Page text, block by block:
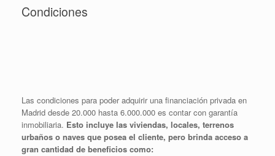
Condiciones
Las condiciones para poder adquirir una financiación privada en
Madrid desde 20.000 hasta 6.000.000 es contar con garantía
inmobiliaria. Esto incluye las viviendas, locales, terrenos
urbaños o naves que posea el cliente, pero brinda acceso a
gran cantidad de beneficios como: